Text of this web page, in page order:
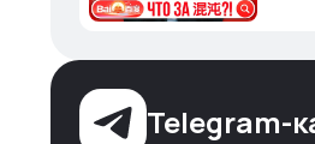
Telegram-